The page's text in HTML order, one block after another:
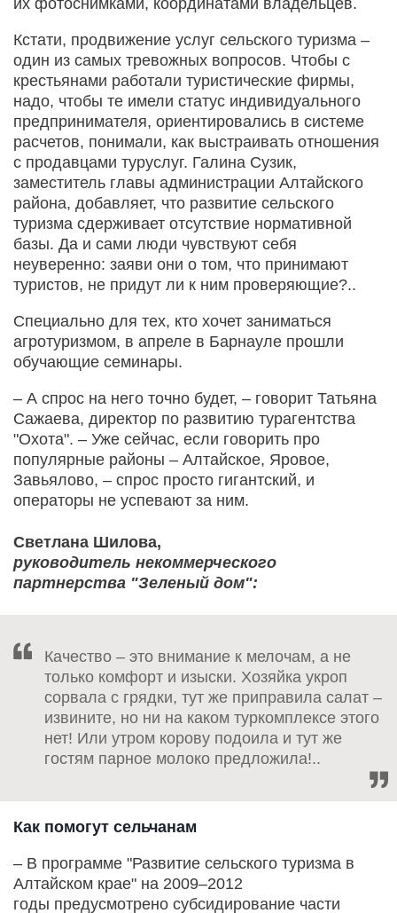
Кстати, продвижение услуг сельского туризма –
один из самых тревожных вопросов. Чтобы с
крестьянами работали туристические фирмы,
надо, чтобы те имели статус индивидуального
предпринимателя, ориентировались в системе
расчетов, понимали, как выстраивать отношения
с продавцами туруслуг. Галина Сузик,
заместитель главы администрации Алтайского
района, добавляет, что развитие сельского
туризма сдерживает отсутствие нормативной
базы. Да и сами люди чувствуют себя
неуверенно: заяви они о том, что принимают
туристов, не придут ли к ним проверяющие?..
Специально для тех, кто хочет заниматься
агротуризмом, в апреле в Барнауле прошли
обучающие семинары.
– А спрос на него точно будет, – говорит Татьяна
Сажаева, директор по развитию турагентства
"Охота". – Уже сейчас, если говорить про
популярные районы – Алтайское, Яровое,
Завьялово, – спрос просто гигантский, и
операторы не успевают за ним.
Светлана Шилова,
руководитель некоммерческого
партнерства "Зеленый дом":
Качество – это внимание к мелочам, а не
только комфорт и изыски. Хозяйка укроп
сорвала с грядки, тут же приправила салат –
извините, но ни на каком туркомплексе этого
нет! Или утром корову подоила и тут же
гостям парное молоко предложила!..
Как помогут сельчанам
– В программе "Развитие сельского туризма в
Алтайском крае" на 2009–2012
годы предусмотрено субсидирование части